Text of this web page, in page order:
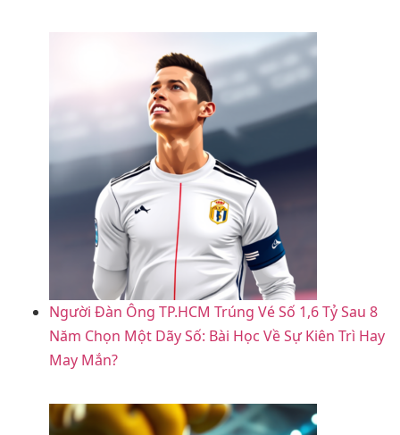
Người Đàn Ông TP.HCM Trúng Vé Số 1,6 Tỷ Sau 8
Năm Chọn Một Dãy Số: Bài Học Về Sự Kiên Trì Hay
May Mắn?